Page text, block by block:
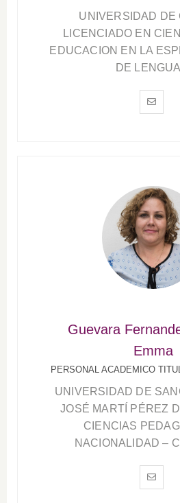
UNIVERSIDAD DE
LICENCIADO EN
EDUCACION EN LA
DE
Guevara
Emma
PERSONAL ACADEMICO
UNIVERSIDAD DE
JOSÉ MARTÍ PÉREZ
CIENCIAS
NACIONALIDAD –